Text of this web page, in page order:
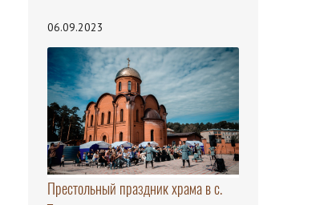
06.09.2023
Престольный праздник храма в с.